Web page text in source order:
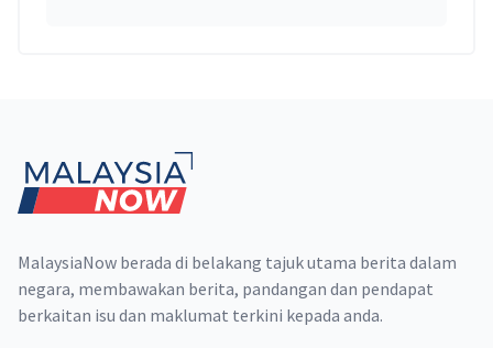
MalaysiaNow berada di belakang tajuk utama berita dalam
negara, membawakan berita, pandangan dan pendapat
berkaitan isu dan maklumat terkini kepada anda.